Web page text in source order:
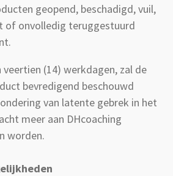
geopend, beschadigd, vuil,
of onvolledig teruggestuurd
veertien (14) werkdagen, zal de
bevredigend beschouwd
van latente gebrek in het
meer aan DHcoaching
worden.